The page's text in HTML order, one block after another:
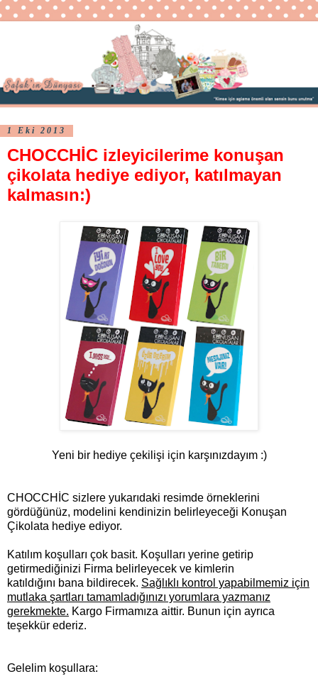
1 Eki 2013
CHOCCHİC izleyicilerime konuşan
çikolata hediye ediyor, katılmayan
kalmasın:)
Yeni bir hediye çekilişi için karşınızdayım :)
CHOCCHİC sizlere yukarıdaki resimde örneklerini
gördüğünüz, modelini kendinizin belirleyeceği Konuşan
Çikolata hediye ediyor.
Katılım koşulları çok basit. Koşulları yerine getirip
getirmediğinizi Firma belirleyecek ve kimlerin
katıldığını bana bildirecek. Sağlıklı kontrol yapabilmemiz için
mutlaka şartları tamamladığınızı yorumlara yazmanız
gerekmekte. Kargo Firmamıza aittir. Bunun için ayrıca
teşekkür ederiz.
Gelelim koşullara: